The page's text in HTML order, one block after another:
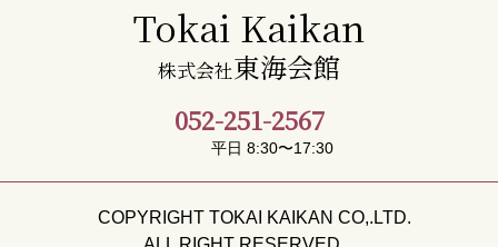
Tokai Kaikan
株式会社東海会館
052-251-2567
平日 8:30〜17:30
COPYRIGHT TOKAI KAIKAN CO,.LTD.